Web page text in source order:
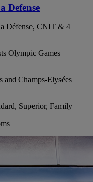
Defense
Défense, CNIT & 4
Olympic Games
and Champs-Elysées
Superior, Family